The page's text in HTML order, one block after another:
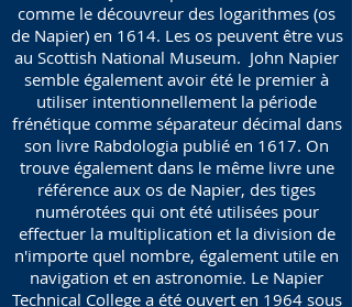
comme le découvreur des logarithmes (os
de Napier) en 1614. Les os peuvent être vus
au Scottish National Museum. John Napier
semble également avoir été le premier à
utiliser intentionnellement la période
frénétique comme séparateur décimal dans
son livre Rabdologia publié en 1617. On
trouve également dans le même livre une
référence aux os de Napier, des tiges
numérotées qui ont été utilisées pour
effectuer la multiplication et la division de
n'importe quel nombre, également utile en
navigation et en astronomie. Le Napier
Technical College a été ouvert en 1964 sous